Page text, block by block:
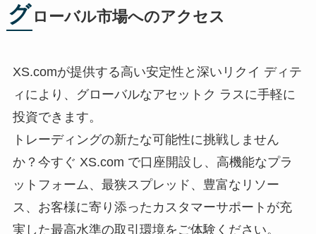
グ ローバル市場へのアクセス
XS.comが提供する高い安定性と深いリクイ ディテ
ィにより、グローバルなアセットク ラスに手軽に
投資できます。
トレーディングの新たな可能性に挑戦しません
か？今すぐ XS.com で口座開設し、高機能なプラ
ットフォーム、最狭スプレッド、豊富なリソー
ス、お客様に寄り添ったカスタマーサポートが充
実した最高水準の取引環境をご体験ください。